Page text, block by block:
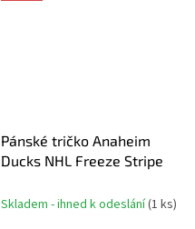
Pánské tričko Anaheim
Ducks NHL Freeze Stripe
Skladem - ihned k odeslání(1 ks)